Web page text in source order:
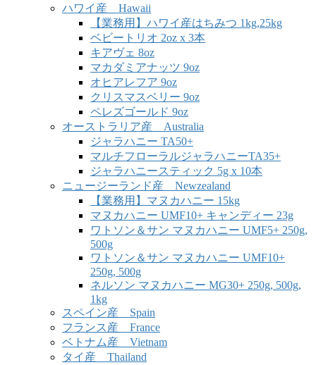
ハワイ産 Hawaii
【業務用】ハワイ産はちみつ 1kg,25kg
ベビートリオ 2oz x 3本
キアヴェ 8oz
マカダミアナッツ 9oz
オヒアレフア 9oz
クリスマスベリー 9oz
ペレズゴールド 9oz
オーストラリア産 Australia
ジャラハニー TA50+
マルチフローラルジャラハニーTA35+
ジャラハニースティック 5g x 10本
ニュージーランド産 Newzealand
【業務用】マヌカハニー 15kg
マヌカハニー UMF10+ キャンディー 23g
ワトソン＆サン マヌカハニー UMF5+ 250g,
500g
ワトソン＆サン マヌカハニー UMF10+
250g, 500g
ネルソン マヌカハニー MG30+ 250g, 500g,
1kg
スペイン産 Spain
フランス産 France
ベトナム産 Vietnam
タイ産 Thailand